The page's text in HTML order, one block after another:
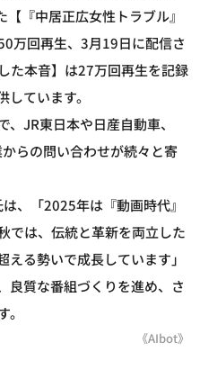
『中居正広女性トラブル』
万回再生、3月19日に配信さ
た本音】は27万回再生を記録
ています。
JR東日本や日産自動車、
らの問い合わせが続々と寄
、「2025年は『動画時代』
では、伝統と革新を両立した
る勢いで成長しています」
良質な番組づくりを進め、さ
《AIbot》